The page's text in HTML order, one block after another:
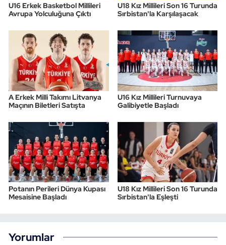
U16 Erkek Basketbol Millileri
Avrupa Yolculuğuna Çıktı
U18 Kız Millileri Son 16 Turunda
Sırbistan'la Karşılaşacak
A Erkek Milli Takımı Litvanya
Maçının Biletleri Satışta
U16 Kız Millileri Turnuvaya
Galibiyetle Başladı
Potanın Perileri Dünya Kupası
Mesaisine Başladı
U18 Kız Millileri Son 16 Turunda
Sırbistan'la Eşleşti
Yorumlar